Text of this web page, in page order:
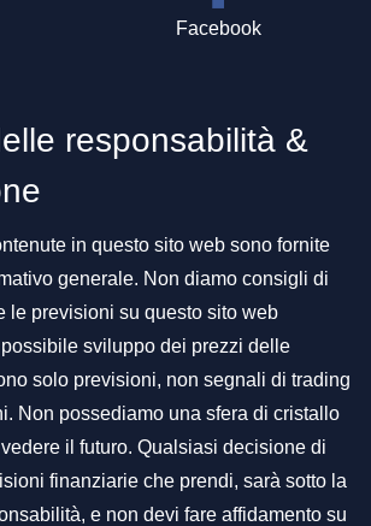
Facebook
responsabilità &
in questo sito web sono fornite
generale. Non diamo consigli di
le previsioni su questo sito web
sviluppo dei prezzi delle
solo previsioni, non segnali di trading
Non possediamo una sfera di cristallo
il futuro. Qualsiasi decisione di
finanziarie che prendi, sarà sotto la
e non devi fare affidamento su